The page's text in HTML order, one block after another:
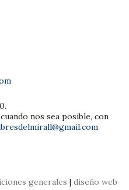
nos sea posible, con
generales | diseño web